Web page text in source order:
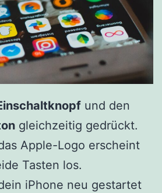
und den
gleichzeitig gedrückt.
Apple-Logo erscheint
Tasten los.
iPhone neu gestartet